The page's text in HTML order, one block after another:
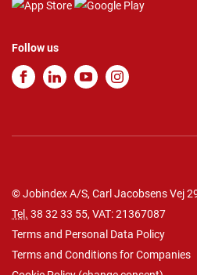
Follow us
© Jobindex A/S, Carl Jacobsens Vej
Tel. 38 32 33 55, VAT: 21367087
Terms and Personal Data Policy
Terms and Conditions for Companies